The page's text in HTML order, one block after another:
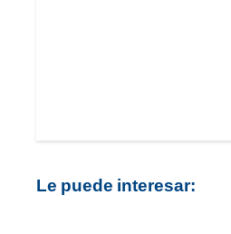
Le puede interesar: